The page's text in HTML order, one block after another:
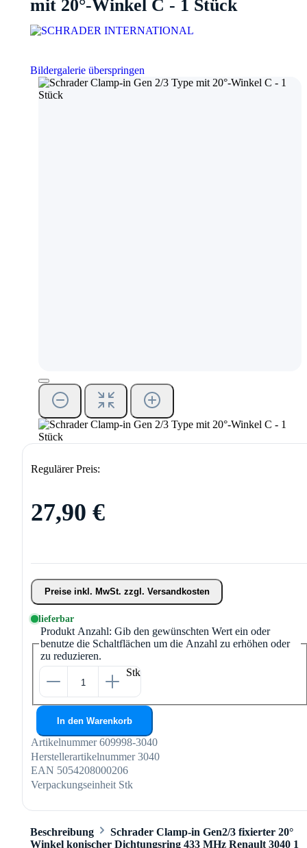
mit 20°-Winkel C - 1 Stück
Bildergalerie überspringen
Regulärer Preis:
27,90 €
Preise inkl. MwSt. zzgl. Versandkosten
lieferbar
Produkt Anzahl: Gib den gewünschten Wert ein oder
benutze die Schaltflächen um die Anzahl zu erhöhen oder
zu reduzieren.
Stk
In den Warenkorb
Artikelnummer 609998-3040
Herstellerartikelnummer 3040
EAN 5054208000206
Verpackungseinheit Stk
Beschreibung
Schrader Clamp-in Gen2/3 fixierter 20°
Winkel konischer Dichtungsring 433 MHz Renault 3040 1